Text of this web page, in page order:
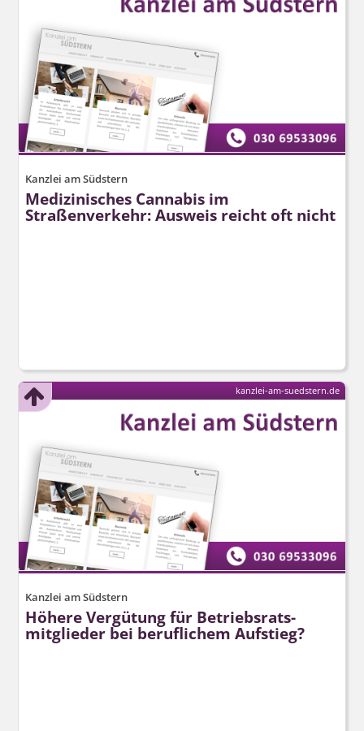
Kanzlei am Südstern
Medizinisches Cannabis im
Straßenverkehr: Ausweis reicht oft nicht
Kanzlei am Südstern
Höhere Vergütung für Betriebsrats­
mitglieder bei beruflichem Aufstieg?
kanzlei-am-suedstern.de